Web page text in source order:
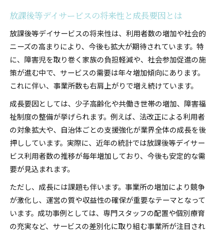
放課後等デイサービスの将来性と成長要因とは
放課後等デイサービスの将来性は、利用者数の増加や社会的
ニーズの高まりにより、今後も拡大が期待されています。特
に、障害児を取り巻く家族の負担軽減や、社会参加促進の施
策が進む中で、サービスの需要は年々増加傾向にあります。
これに伴い、事業所数も右肩上がりで増え続けています。
成長要因としては、少子高齢化や共働き世帯の増加、障害福
祉制度の整備が挙げられます。例えば、法改正による利用者
の対象拡大や、自治体ごとの支援強化が業界全体の成長を後
押ししています。実際に、近年の統計では放課後等デイサー
ビス利用者数の推移が毎年増加しており、今後も安定的な需
要が見込まれます。
ただし、成長には課題も伴います。事業所の増加により競争
が激化し、運営の質や収益性の確保が重要なテーマとなって
います。成功事例としては、専門スタッフの配置や個別療育
の充実など、サービスの差別化に取り組む事業所が注目され